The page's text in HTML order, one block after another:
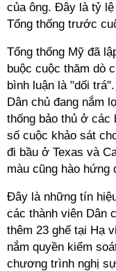
của ông. Đây là tỷ
Tổng thống trước
Tổng thống Mỹ đã
buộc cuộc thăm dò
bình luận là "dối
Dân chủ đang nắm
thống bảo thủ ở các
số cuộc khảo sát
đi bầu ở Texas và
màu cũng hào hứng
Đây là những tín
các thành viên Dân
thêm 23 ghế tại Hạ
nắm quyền kiểm
chương trình nghị